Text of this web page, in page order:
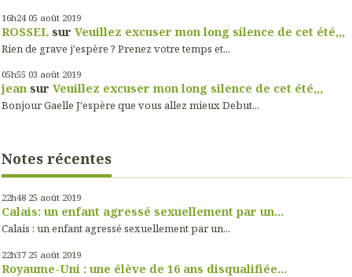
16h24 05 août 2019
ROSSEL sur Veuillez excuser mon long silence de cet été,,,
Rien de grave j'espère ? Prenez votre temps et...
05h55 03 août 2019
jean sur Veuillez excuser mon long silence de cet été,,,
Bonjour Gaelle J'espère que vous allez mieux Debut...
Notes récentes
22h48 25 août 2019
Calais: un enfant agressé sexuellement par un...
Calais : un enfant agressé sexuellement par un...
22h37 25 août 2019
Royaume-Uni : une élève de 16 ans disqualifiée...